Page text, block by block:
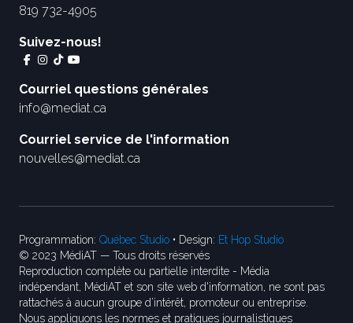
819 732-4905
Suivez-nous!
Courriel questions générales
info@mediat.ca
Courriel service de l'information
nouvelles@mediat.ca
Programmation: Québec Studio • Design: Et Hop Studio
© 2023 MédiAT — Tous droits réservés
Reproduction complète ou partielle interdite - Média
indépendant, MédiAT et son site web d'information, ne sont pas
rattachés à aucun groupe d’intérêt, promoteur ou entreprise.
Nous appliquons les normes et pratiques journalistiques